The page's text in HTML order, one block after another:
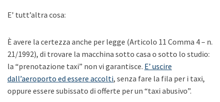
E’ tutt’altra cosa:
È avere la certezza anche per legge (Articolo 11 Comma 4 – n.
21/1992), di trovare la macchina sotto casa o sotto lo studio:
la “prenotazione taxi” non vi garantisce. E’ uscire
dall’aeroporto ed essere accolti, senza fare la fila per i taxi,
oppure essere subissato di offerte per un “taxi abusivo”.